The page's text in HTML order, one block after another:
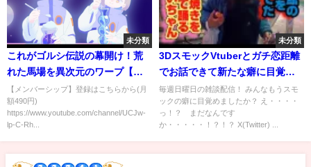
未分類
これがゴルシ伝説の幕開け！荒
れた馬場を異次元のワープ【皐
月賞2012】
【メンバーシップ】登録はこちらから(月
額490円)
https://www.youtube.com/channel/UCJw-
lp-C-Rh...
未分類
3DスモックVtuberとガチ恋距離
でお話できて新たな癖に目覚め
る雑談配信🥰【個人Vtuber/いぬ
ねっこ】
毎週日曜日の雑談配信！ みんなもうスモ
ックの癖に目覚めましたか？ え・・・・
っ！？ まだなんです
か・・・・・！？！？ X(Twitter) ...